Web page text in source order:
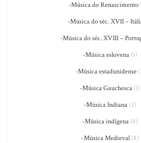
-Música do Renascimento
-Música do séc. XVII –
-Música do séc. XVIII –
-Música eslovena(1)
-Música estadunidense
-Música Gauchesca(1)
-Música Indiana(2)
-Música indígena(8)
-Música Medieval(8)